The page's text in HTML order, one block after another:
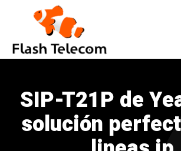
SIP-T21P de
solución